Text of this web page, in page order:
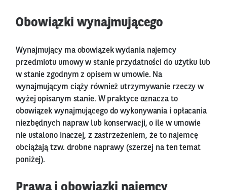
Obowiązki wynajmującego
Wynajmujący ma obowiązek wydania najemcy
przedmiotu umowy w stanie przydatności do użytku lub
w stanie zgodnym z opisem w umowie. Na
wynajmującym ciąży również utrzymywanie rzeczy w
wyżej opisanym stanie. W praktyce oznacza to
obowiązek wynajmującego do wykonywania i opłacania
niezbędnych napraw lub konserwacji, o ile w umowie
nie ustalono inaczej, z zastrzeżeniem, że to najemcę
obciążają tzw. drobne naprawy (szerzej na ten temat
poniżej).